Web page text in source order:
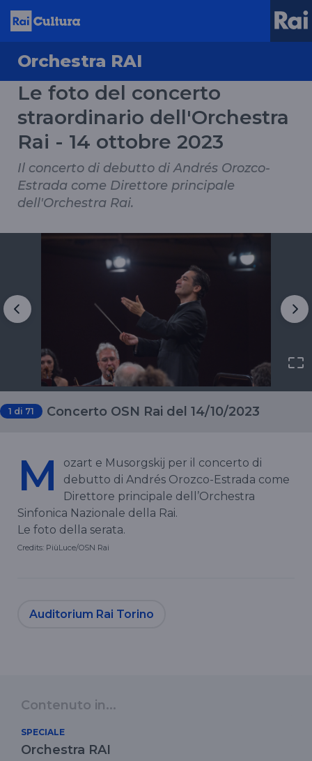
Orchestra RAI
Le foto del concerto
straordinario dell'Orchestra
Rai - 14 ottobre 2023
Il concerto di debutto di Andrés Orozco-
Estrada come Direttore principale
dell'Orchestra Rai.
1 di 71 Concerto OSN Rai del 14/10/2023
M
ozart e Musorgskij per il concerto di
debutto di Andrés Orozco-Estrada come
Direttore principale dell’Orchestra
Sinfonica Nazionale della Rai.
Le foto della serata.
Credits: PiùLuce/OSN Rai
Auditorium Rai Torino
Contenuto in...
SPECIALE
Orchestra RAI